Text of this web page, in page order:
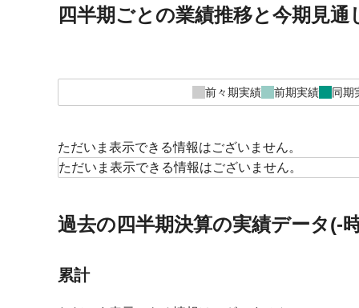
四半期ごとの業績推移と今期見通
前々期実績 前期実績 同期
ただいま表示できる情報はございません。
ただいま表示できる情報はございません。
過去の四半期決算の実績データ(-
累計